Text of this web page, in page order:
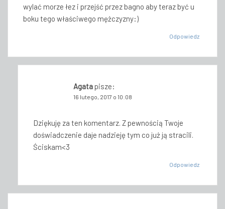
wylać morze łez i przejść przez bagno aby teraz być u
boku tego właściwego mężczyzny:)
Odpowiedz
Agata pisze:
16 lutego, 2017 o 10:08
Dziękuję za ten komentarz. Z pewnością Twoje
doświadczenie daje nadzieję tym co już ją stracili.
Ściskam<3
Odpowiedz